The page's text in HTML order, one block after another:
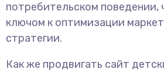
потребительском поведении,
ключом к оптимизации
стратегии.
Как же продвигать сайт